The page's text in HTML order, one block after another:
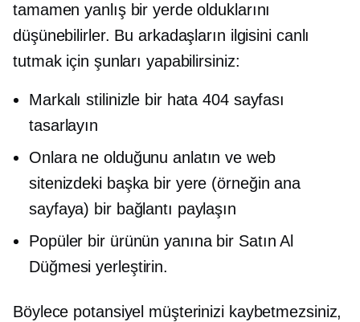
tamamen yanlış bir yerde olduklarını
düşünebilirler. Bu arkadaşların ilgisini canlı
tutmak için şunları yapabilirsiniz:
Markalı stilinizle bir hata 404 sayfası
tasarlayın
Onlara ne olduğunu anlatın ve web
sitenizdeki başka bir yere (örneğin ana
sayfaya) bir bağlantı paylaşın
Popüler bir ürünün yanına bir Satın Al
Düğmesi yerleştirin.
Böylece potansiyel müşterinizi kaybetmezsiniz,